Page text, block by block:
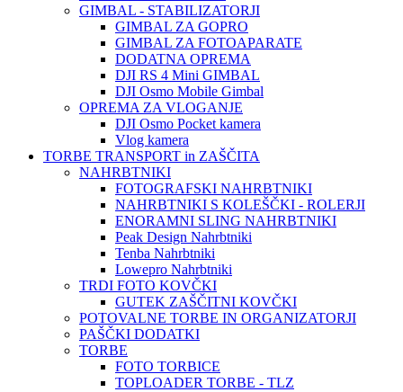
GIMBAL - STABILIZATORJI
GIMBAL ZA GOPRO
GIMBAL ZA FOTOAPARATE
DODATNA OPREMA
DJI RS 4 Mini GIMBAL
DJI Osmo Mobile Gimbal
OPREMA ZA VLOGANJE
DJI Osmo Pocket kamera
Vlog kamera
TORBE TRANSPORT in ZAŠČITA
NAHRBTNIKI
FOTOGRAFSKI NAHRBTNIKI
NAHRBTNIKI S KOLEŠČKI - ROLERJI
ENORAMNI SLING NAHRBTNIKI
Peak Design Nahrbtniki
Tenba Nahrbtniki
Lowepro Nahrbtniki
TRDI FOTO KOVČKI
GUTEK ZAŠČITNI KOVČKI
POTOVALNE TORBE IN ORGANIZATORJI
PAŠČKI DODATKI
TORBE
FOTO TORBICE
TOPLOADER TORBE - TLZ